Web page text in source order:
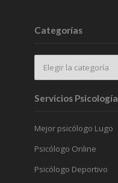
Categorías
Servicios Psicología
Mejor psicólogo Lugo
Psicólogo Online
Psicólogo Deportivo